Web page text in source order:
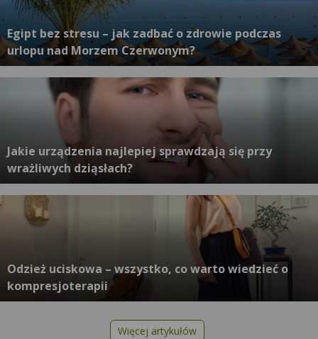
Egipt bez stresu – jak zadbać o zdrowie podczas
urlopu nad Morzem Czerwonym?
Jakie urządzenia najlepiej sprawdzają się przy
wrażliwych dziąsłach?
Odzież uciskowa – wszystko, co warto wiedzieć o
kompresjoterapii
Więcej artykułów